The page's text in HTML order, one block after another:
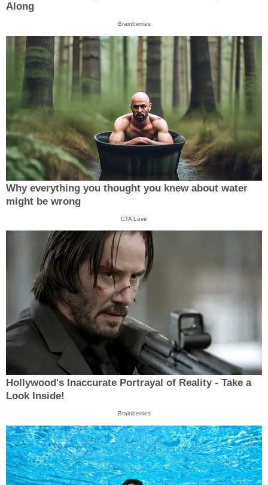
Along
Brainberries
Why everything you thought you knew about water
might be wrong
CTA Love
Hollywood's Inaccurate Portrayal of Reality - Take a
Look Inside!
Brainberries